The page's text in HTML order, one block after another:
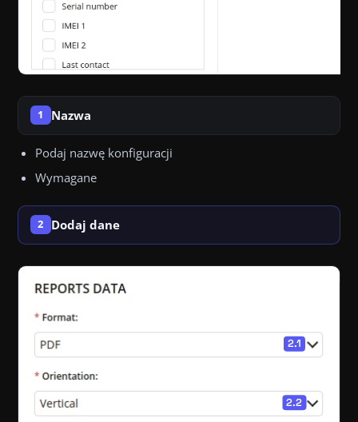
1 Nazwa
Podaj nazwę konfiguracji
Wymagane
2 Dodaj dane